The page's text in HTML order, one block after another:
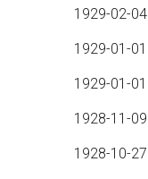
1929-02-04
1929-01-01
1929-01-01
1928-11-09
1928-10-27